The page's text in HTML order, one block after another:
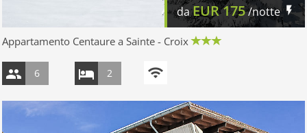
daEUR175/notte
Appartamento Centaure a Sainte - Croix
6 2